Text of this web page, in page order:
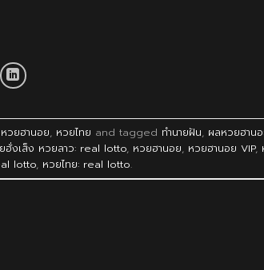
หวยฮานอย, หวยไทย and tagged ทำนายฝัน, ผลหวยฮาน
ฮั่งเส็ง หวยลาว: real lotto, หวยฮานอย, หวยฮานอย VIP,
lotto, หวยไทย: real lotto.